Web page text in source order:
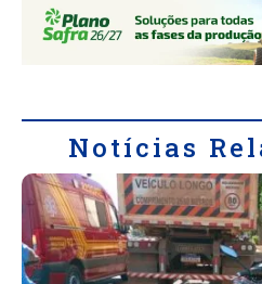
Notícias